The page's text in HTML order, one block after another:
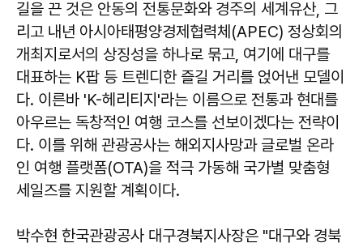
길을 끈 것은 안동의 전통문화와 경주의 세계유산, 그
리고 내년 아시아태평양경제협력체(APEC) 정상회의
개최지로서의 상징성을 하나로 묶고, 여기에 대구를
대표하는 K팝 등 트렌디한 즐길 거리를 얹어낸 모델이
다. 이른바 'K-헤리티지'라는 이름으로 전통과 현대를
아우르는 독창적인 여행 코스를 선보이겠다는 전략이
다. 이를 위해 관광공사는 해외지사망과 글로벌 온라
인 여행 플랫폼(OTA)을 적극 가동해 국가별 맞춤형
세일즈를 지원할 계획이다.
박수현 한국관광공사 대구경북지사장은 "대구와 경북